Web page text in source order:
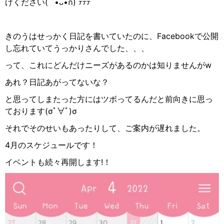
けください( ´•ᴗ•ก) ﾃﾃﾃ
きのうはせっかく日記を書いていたのに、 Facebookで公開
し忘れていてうっかりさんでした、、、
って、これにどんだけニーズがあるのかは知りませんがw
あれ？日記あがってないな？
と思ってしまたった方にはツボってるんだと前向きに思っ
ております(σﾟ∀ﾟ )σ
それでそのせいもあったりして、ご案内が遅れました。
4月のスケジュールです！
イベントも続々再開します! ！